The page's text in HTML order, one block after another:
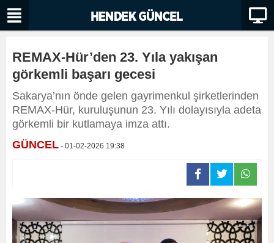
REMAX-Hür’den 23. Yıla yakışan
görkemli başarı gecesi
Sakarya’nın önde gelen gayrimenkul şirketlerinden
REMAX‑Hür, kuruluşunun 23. Yılı dolayısıyla adeta
görkemli bir kutlamaya imza attı.
GÜNCEL - 01-02-2026 19:38